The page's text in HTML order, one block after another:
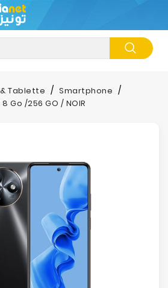
Tablette
Smartphone
Go /256 GO / NOIR